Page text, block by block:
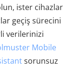
ister cihazlar
geçiş sürecini
verilerinizi
Mobile
sorunsuz